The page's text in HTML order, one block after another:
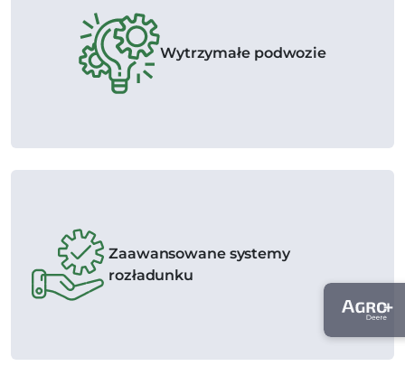
Wytrzymałe podwozie
Zaawansowane systemy
rozładunku